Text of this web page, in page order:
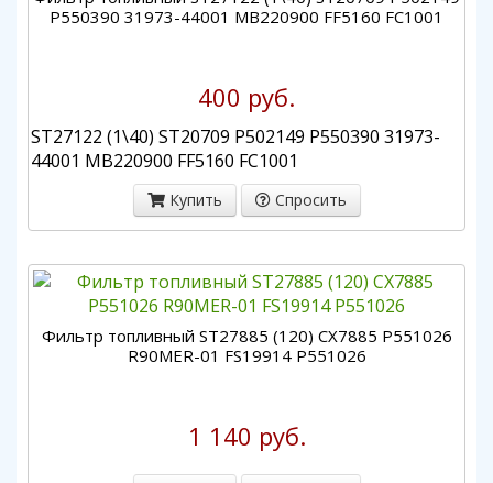
P550390 31973-44001 MB220900 FF5160 FC1001
400 руб.
ST27122 (1\40) ST20709 P502149 P550390 31973-
44001 MB220900 FF5160 FC1001
Купить Спросить
Фильтр топливный ST27885 (120) CX7885 P551026
R90MER-01 FS19914 P551026
1 140 руб.